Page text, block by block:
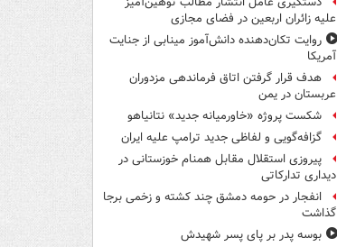
علیه زائران اربعین در فضای مجازی
روایت تکان‌دهنده دانش‌آموز مینابی از جنایت
آمریکا
هدف قرار گرفتن اتاق‌ فرماندهی مزدوران
عربستان در یمن
شکست پروژه «خاورمیانه جدید» نتانیاهو
گزافه‌گویی و لفاظی جدید ترامپ علیه ایران
پیروزی استقلال مقابل همنام خوزستانی در
دیداری تدارکاتی
انفجار در حومه دمشق چند کشته و زخمی برجا
گذاشت
بوسه‌ پدر بر پای پسر شهیدش